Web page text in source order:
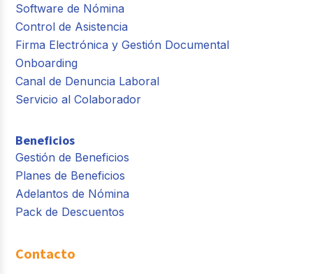
Software de Nómina
Control de Asistencia
Firma Electrónica y Gestión Documental
Onboarding
Canal de Denuncia Laboral
Servicio al Colaborador
Beneficios
Gestión de Beneficios
Planes de Beneficios
Adelantos de Nómina
Pack de Descuentos
Contacto